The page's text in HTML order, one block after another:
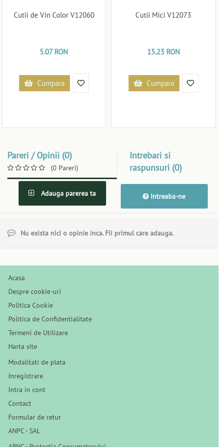
Cutii de Vin Color V12060
5.07 RON
Cumpara
Cutii Mici V12073
15.23 RON
Cumpara
Pareri / Opinii (0)
(0 Pareri)
Intrebari si
raspunsuri (0)
Adauga parerea ta Intreaba-ne
Nu exista nici o opinie inca. Fii primul care adauga.
Acasa
Despre cookie-uri
Politica Cookie
Politica de Confidentialitate
Termeni de Utilizare
Harta site
Modalitati de plata
Inregistrare
Intra in cont
Contact
Formular de retur
ANPC - SAL